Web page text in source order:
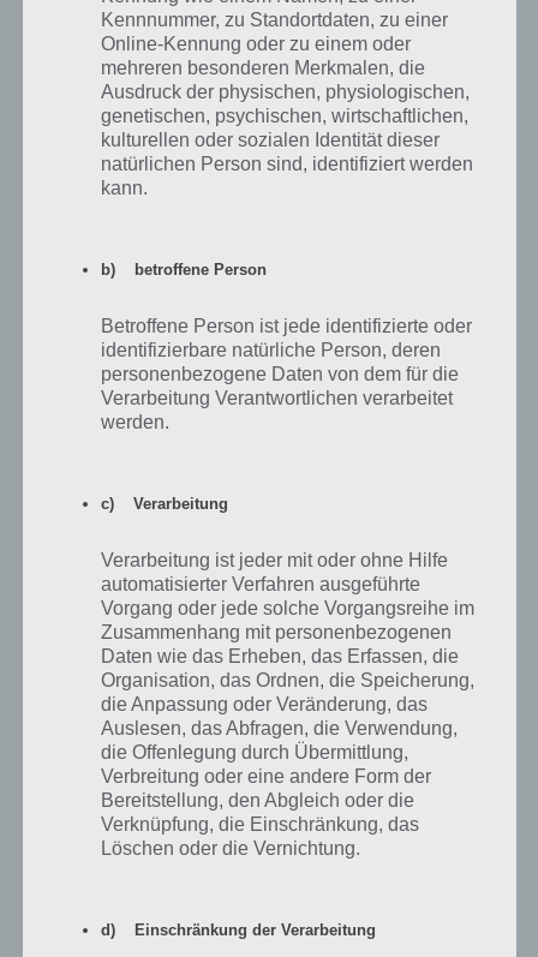
Nachdem wir die Lampe (UV Licht) eingesetzt haben, erkennen wir
den Code. Dieser lautet 783461. Dies gibt man nun an der Tür ein
und das ist auch die Lösung für Level 3 von 100 Rooms. Die Tür zu
Level 4 öffnet sich nun automatisch, nachdem man den Code
eingegeben hat.
100 Rooms: Level 4 Lösung
Kennnummer, zu Standortdaten, zu einer
Online-Kennung oder zu einem oder
mehreren besonderen Merkmalen, die
Ausdruck der physischen, physiologischen,
genetischen, psychischen, wirtschaftlichen,
kulturellen oder sozialen Identität dieser
natürlichen Person sind, identifiziert werden
kann.
b) betroffene Person
Betroffene Person ist jede identifizierte oder
identifizierbare natürliche Person, deren
personenbezogene Daten von dem für die
Verarbeitung Verantwortlichen verarbeitet
werden.
c) Verarbeitung
Verarbeitung ist jeder mit oder ohne Hilfe
automatisierter Verfahren ausgeführte
Vorgang oder jede solche Vorgangsreihe im
Zusammenhang mit personenbezogenen
Daten wie das Erheben, das Erfassen, die
Organisation, das Ordnen, die Speicherung,
die Anpassung oder Veränderung, das
Auslesen, das Abfragen, die Verwendung,
die Offenlegung durch Übermittlung,
Verbreitung oder eine andere Form der
Bereitstellung, den Abgleich oder die
Verknüpfung, die Einschränkung, das
Löschen oder die Vernichtung.
d) Einschränkung der Verarbeitung